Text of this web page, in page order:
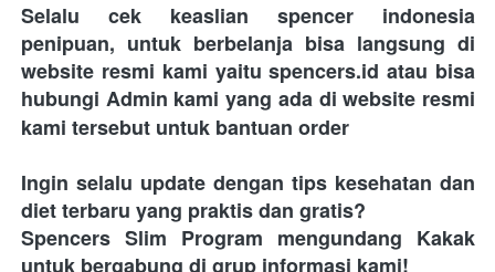
Selalu cek keaslian spencer indonesia
penipuan, untuk berbelanja bisa langsung di
website resmi kami yaitu spencers.id atau bisa
hubungi Admin kami yang ada di website resmi
kami tersebut untuk bantuan order
Ingin selalu update dengan tips kesehatan dan
diet terbaru yang praktis dan gratis?
Spencers Slim Program mengundang Kakak
untuk bergabung di grup informasi kami!